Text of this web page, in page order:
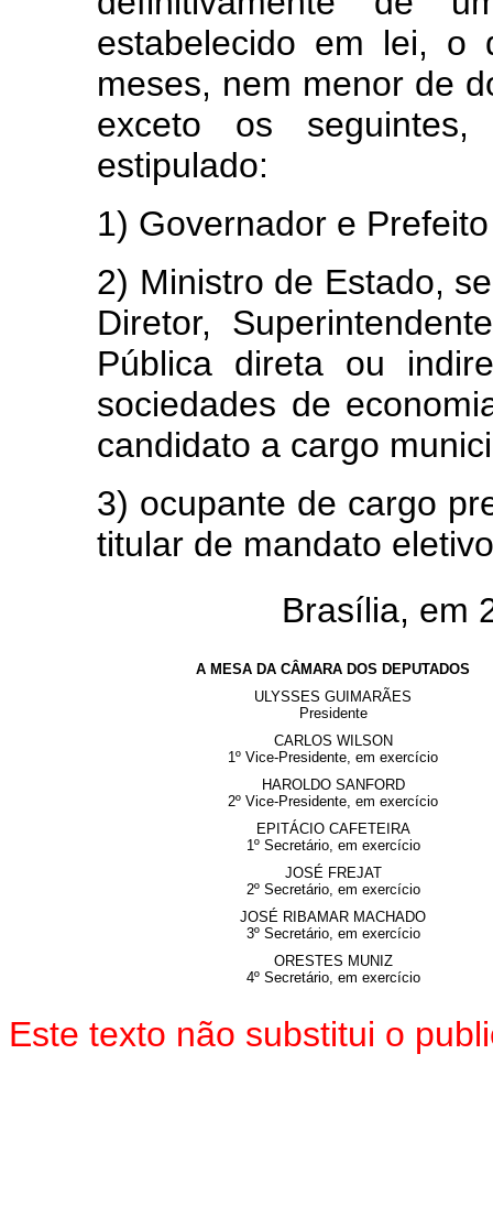
estabelecido em lei, o
meses, nem menor de
exceto os
estipulado:
1) Governador e
2) Ministro de Estado,
Diretor,
Pública direta ou
sociedades de
candidato a cargo
3) ocupante de cargo
titular de mandato
Brasília, em
A MESA DA CÂMARA DOS DEPUTADOS
ULYSSES GUIMARÃES
Presidente
CARLOS WILSON
1º Vice-Presidente, em exercício
HAROLDO SANFORD
2º Vice-Presidente, em exercício
EPITÁCIO CAFETEIRA
1º Secretário, em exercício
JOSÉ FREJAT
2º Secretário, em exercício
JOSÉ RIBAMAR MACHADO
3º Secretário, em exercício
ORESTES MUNIZ
4º Secretário, em exercício
Este texto não substitui o